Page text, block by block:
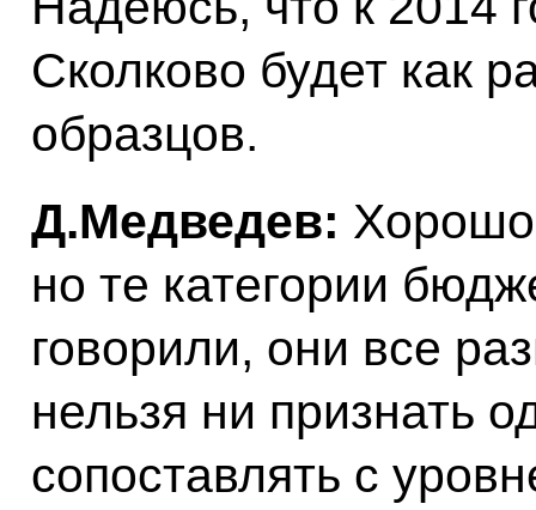
Сколково будет как
образцов.
Д.Медведев:
но те категории
говорили, они все
нельзя ни признать
сопоставлять с